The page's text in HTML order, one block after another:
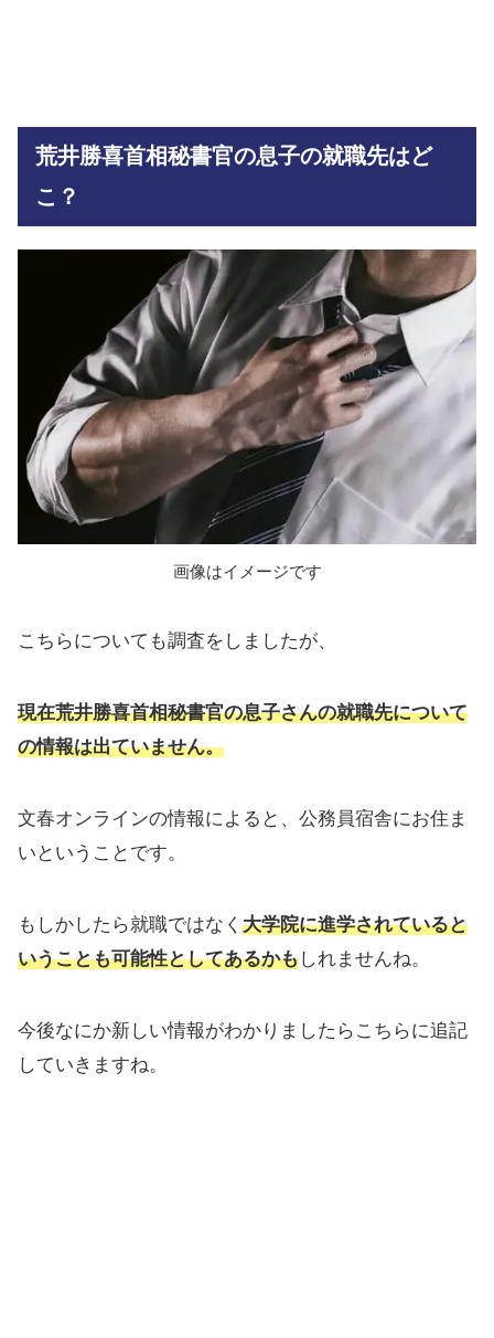
荒井勝喜首相秘書官の息子の就職先はど
こ？
画像はイメージです
こちらについても調査をしましたが、
現在荒井勝喜首相秘書官の息子さんの就職先について
の情報は出ていません。
文春オンラインの情報によると、公務員宿舎にお住ま
いということです。
もしかしたら就職ではなく 大学院に進学されていると
いうことも可能性としてあるかもしれませんね。
今後なにか新しい情報がわかりましたらこちらに追記
していきますね。